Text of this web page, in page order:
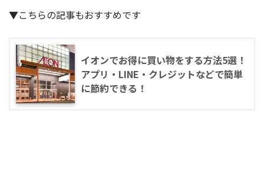
▼こちらの記事もおすすめです
イオンでお得に買い物をする方法5選！
アプリ・LINE・クレジットなどで簡単
に節約できる！